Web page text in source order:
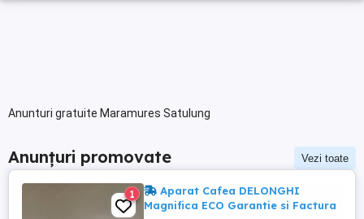
Anunturi gratuite Maramures Satulung
Anunțuri promovate Vezi toate
1
Aparat Cafea DELONGHI
Magnifica ECO Garantie si Factura